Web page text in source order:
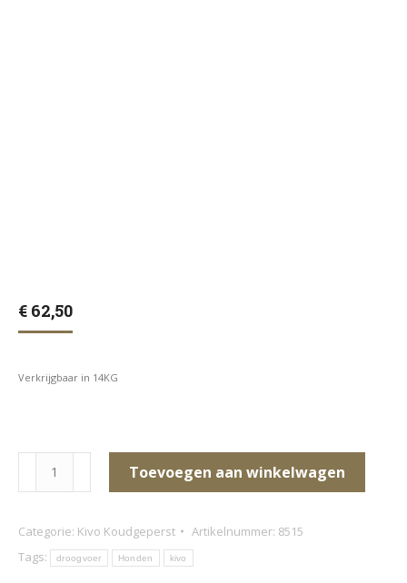
€ 62,50
Verkrijgbaar in 14KG
Rund
Rijst
Glutenvrij
Toevoegen aan winkelwagen
Categorie: Kivo Koudgeperst Artikelnummer: 8515
Tags:
droogvoer Honden kivo